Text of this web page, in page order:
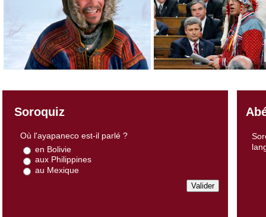
Soroquiz
Où l'ayapaneco est-il parlé ?
en Bolivie
aux Philippines
au Mexique